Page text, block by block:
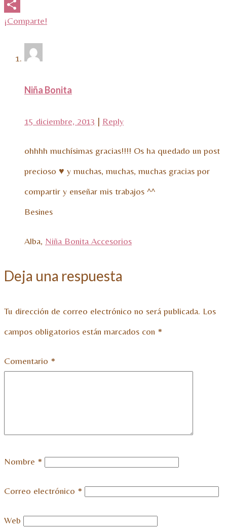
Email
¡Comparte!
Niña Bonita
15 diciembre, 2013 | Reply
ohhhh muchísimas gracias!!!! Os ha quedado un post
precioso ♥ y muchas, muchas, muchas gracias por
compartir y enseñar mis trabajos ^^
Besines
Alba, Niña Bonita Accesorios
Deja una respuesta
Tu dirección de correo electrónico no será publicada. Los
campos obligatorios están marcados con *
Comentario *
Nombre *
Correo electrónico *
Web